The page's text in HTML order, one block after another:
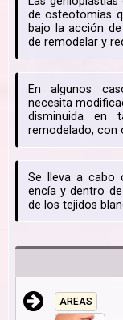
de osteotomías
bajo la acción
de remodelar y
En algunos
necesita
disminuida en
remodelado, con
Se lleva a cabo
encía y dentro
de los tejidos
AREAS